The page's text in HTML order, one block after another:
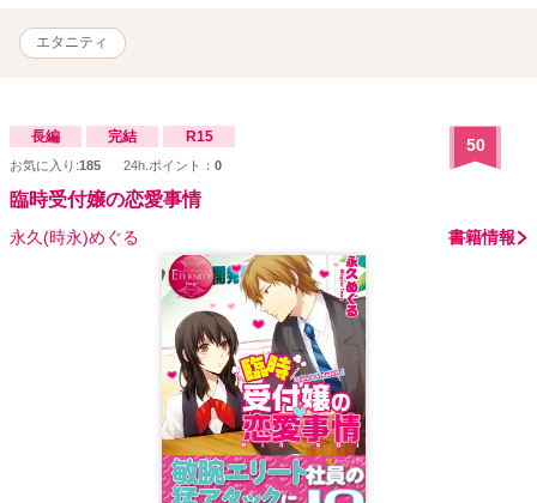
エタニティ
長編 完結 R15
お気に入り:185 24h.ポイント： 0
50
臨時受付嬢の恋愛事情
永久(時永)めぐる 書籍情報